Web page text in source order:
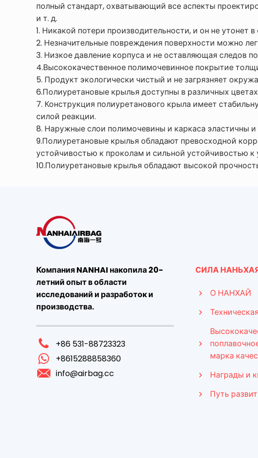
полный стандарт, охватывающий все аспекты
и т. д.
1. Никакой потери производительности, и он не утонет
2. Незначительные повреждения поверхности можно
3. Низкое давление корпуса и не оставляющая следов
4.Высококачественное полимочевинное покрытие
5. Продукт экологически чистый и не загрязняет
6.Полиуретановые крылья доступны в различных цветах
7. Конструкция полиуретанового крыла имеет
силой реакции.
8. Наружные слои полимочевины и каркаса эластичны
9.Полиуретановые крылья обладают превосходной
устойчивостью к проколам и сильной устойчивостью
10.Полиуретановые крылья обладают высокой
Компания NANHAI накопила 20-
летний опыт в области
исследований и разработок и
производства.
+86 531-88723323
+8615288858360
info@airbag.cc
СИЛА
О НАНХАЙ
марка
Награды и
Путь